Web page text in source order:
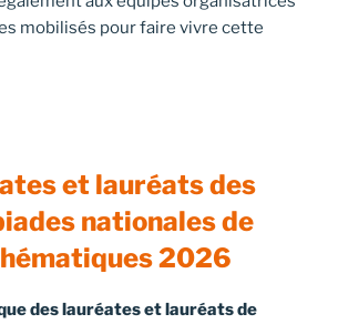
mobilisés pour faire vivre cette
et lauréats des
nationales de
2026
des lauréates et lauréats de